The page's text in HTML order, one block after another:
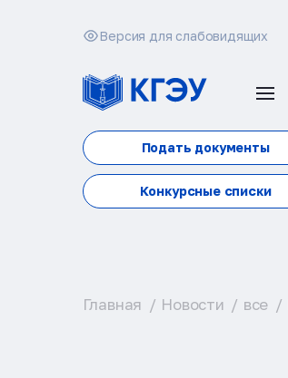
Версия для слабовидящих
Подать документы
Конкурсные списки
Главная Новости все